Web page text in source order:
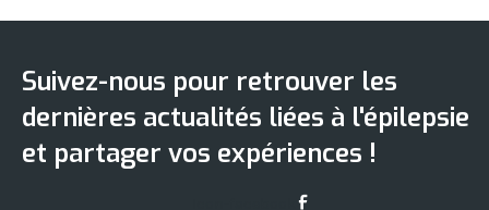
Suivez-nous pour retrouver les
dernières actualités liées à l'épilepsie
et partager vos expériences !